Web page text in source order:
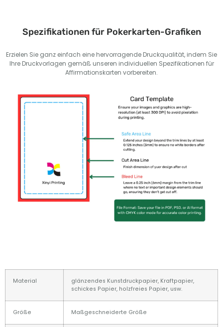
Spezifikationen für Pokerkarten-Grafiken
Erzielen Sie ganz einfach eine hervorragende Druckqualität, indem Sie
Ihre Druckvorlagen gemäß unseren individuellen Spezifikationen für
Affirmationskarten vorbereiten.
Material
glänzendes Kunstdruckpapier, Kraftpapier,
schickes Papier, holzfreies Papier, usw.
Größe Maßgeschneiderte Größe